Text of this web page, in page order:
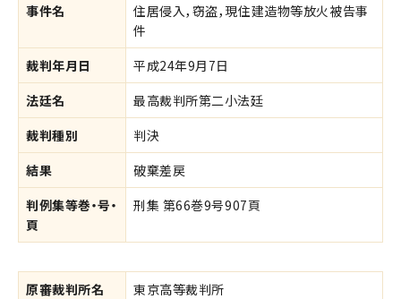
事件名
住居侵入，窃盗，現住建造物等放火被告事
件
裁判年月日
平成24年9月7日
法廷名
最高裁判所第二小法廷
裁判種別
判決
結果
破棄差戻
判例集等巻・号・
頁
刑集 第66巻9号907頁
原審裁判所名
東京高等裁判所